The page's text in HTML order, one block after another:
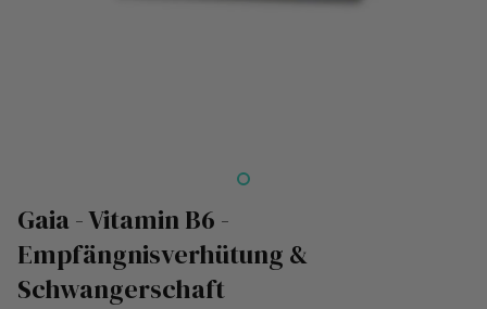
Gaia - Vitamin B6 -
Empfängnisverhütung &
Schwangerschaft